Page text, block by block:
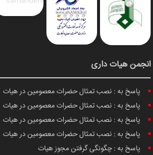
انجمن هیات داری
پاسخ به : نصب تمثال حضرات معصومین در هیات
پاسخ به : نصب تمثال حضرات معصومین در هیات
پاسخ به : نصب تمثال حضرات معصومین در هیات
پاسخ به : نصب تمثال حضرات معصومین در هیات
پاسخ به : چگونگی گرفتن مجوز هیات